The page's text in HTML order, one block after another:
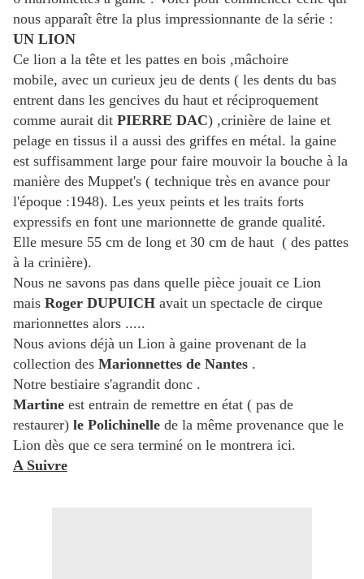
nous apparaît être la plus impressionnante de la série :
UN LION
Ce lion a la tête et les pattes en bois ,mâchoire
mobile, avec un curieux jeu de dents ( les dents du bas
entrent dans les gencives du haut et réciproquement
comme aurait dit PIERRE DAC) ,crinière de laine et
pelage en tissus il a aussi des griffes en métal. la gaine
est suffisamment large pour faire mouvoir la bouche à la
manière des Muppet's ( technique très en avance pour
l'époque :1948). Les yeux peints et les traits forts
expressifs en font une marionnette de grande qualité.
Elle mesure 55 cm de long et 30 cm de haut ( des pattes
à la crinière).
Nous ne savons pas dans quelle pièce jouait ce Lion
mais Roger DUPUICH avait un spectacle de cirque
marionnettes alors .....
Nous avions déjà un Lion à gaine provenant de la
collection des Marionnettes de Nantes .
Notre bestiaire s'agrandit donc .
Martine est entrain de remettre en état ( pas de
restaurer) le Polichinelle de la même provenance que le
Lion dès que ce sera terminé on le montrera ici.
A Suivre